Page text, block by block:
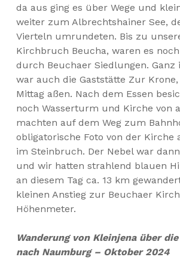
da aus ging es über Wege und
weiter zum Albrechtshainer See,
Vierteln umrundeten. Bis zu
Kirchbruch Beucha, waren es
durch Beuchaer Siedlungen. Ganz
war auch die Gaststätte Zur
Mittag aßen. Nach dem Essen
noch Wasserturm und Kirche von
machten auf dem Weg zum
obligatorische Foto von der Kirche
im Steinbruch. Der Nebel war
und wir hatten strahlend blauen
an diesem Tag ca. 13 km
kleinen Anstieg zur Beuchaer
Höhenmeter.
Wanderung von Kleinjena über
nach Naumburg – Oktober 2024